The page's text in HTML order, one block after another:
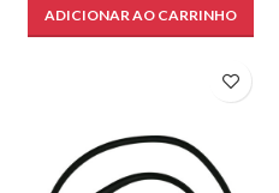
ADICIONAR AO CARRINHO